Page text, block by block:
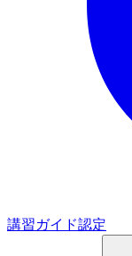
講習ガイド認定